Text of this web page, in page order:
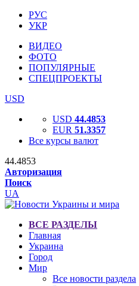
РУС
УКР
ВИДЕО
ФОТО
ПОПУЛЯРНЫЕ
СПЕЦПРОЕКТЫ
USD
USD 44.4853
EUR 51.3357
Все курсы валют
44.4853
Авторизация
Поиск
UA
ВСЕ РАЗДЕЛЫ
Главная
Украина
Город
Мир
Все новости раздела